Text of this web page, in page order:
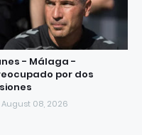
- Málaga -
por dos
August 08, 2026